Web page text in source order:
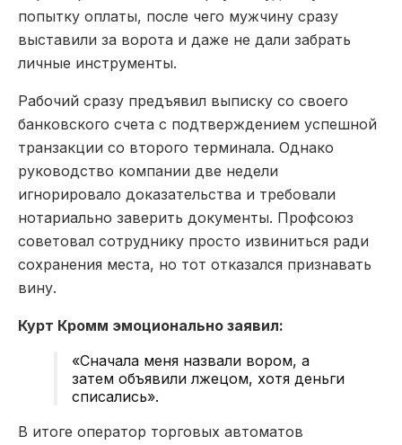
попытку оплаты, после чего мужчину сразу
выставили за ворота и даже не дали забрать
личные инструменты.
Рабочий сразу предъявил выписку со своего
банковского счета с подтверждением успешной
транзакции со второго терминала. Однако
руководство компании две недели
игнорировало доказательства и требовали
нотариально заверить документы. Профсоюз
советовал сотруднику просто извиниться ради
сохранения места, но тот отказался признавать
вину.
Курт Кромм эмоционально заявил:
«Сначала меня назвали вором, а
затем объявили лжецом, хотя деньги
списались».
В итоге оператор торговых автоматов